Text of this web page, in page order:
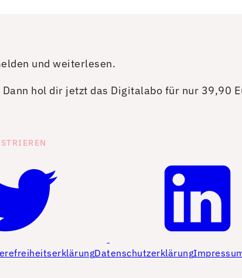
und weiterlesen.
Dann hol dir jetzt das Digitalabo für nur 39,90
Datenschutzerklärung